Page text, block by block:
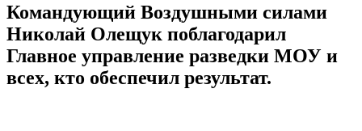
Командующий Воздушными силами
Николай Олещук поблагодарил
Главное управление разведки МОУ и
всех, кто обеспечил результат.